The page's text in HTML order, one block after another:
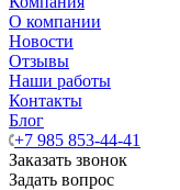
О компании
Новости
Отзывы
Наши работы
Контакты
Блог
+7 985 853-44-41
Заказать звонок
Задать вопрос